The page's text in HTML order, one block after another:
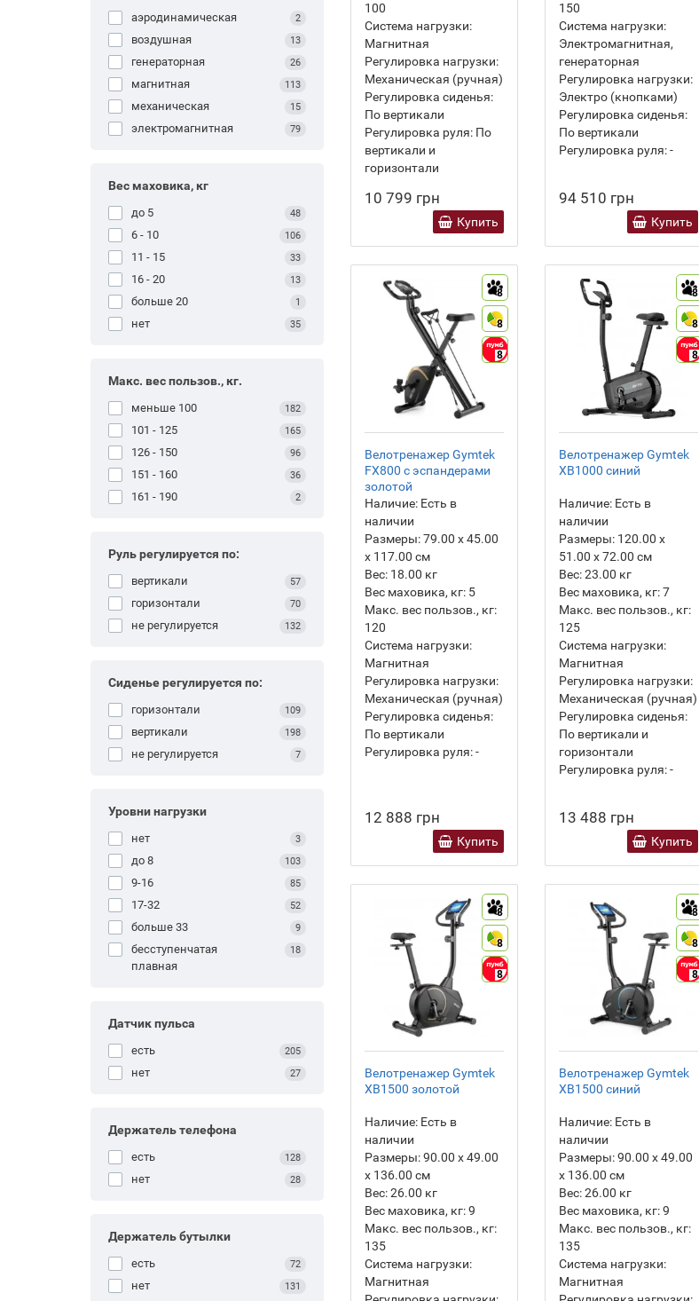
аэродинамическая 2
воздушная 13
генераторная 26
магнитная 113
механическая 15
электромагнитная 79
Вес маховика, кг
до 5 48
6 - 10 106
11 - 15 33
16 - 20 13
больше 20 1
нет 35
Макс. вес пользов., кг.
меньше 100 182
101 - 125 165
126 - 150 96
151 - 160 36
161 - 190 2
Руль регулируется по:
вертикали 57
горизонтали 70
не регулируется 132
Сиденье регулируется по:
горизонтали 109
вертикали 198
не регулируется 7
Уровни нагрузки
нет 3
до 8 103
9-16 85
17-32 52
больше 33 9
бесступенчатая
плавная
18
Датчик пульса
есть 205
нет 27
Держатель телефона
есть 128
нет 28
Держатель бутылки
есть 72
нет 131
100
Система нагрузки:
Магнитная
Регулировка нагрузки:
Механическая (ручная)
Регулировка сиденья:
По вертикали
Регулировка руля:По
вертикали и
горизонтали
10 799 грн
Купить
150
Система нагрузки:
Электромагнитная,
генераторная
Регулировка нагрузки:
Электро (кнопками)
Регулировка сиденья:
По вертикали
Регулировка руля:-
94 510 грн
Купить
8
8
8
Велотренажер Gymtek
FX800 с эспандерами
золотой
Наличие:Есть в
наличии
Размеры:79.00 х 45.00
х 117.00 см
Вес: 18.00 кг
Вес маховика, кг:5
Макс. вес пользов., кг:
120
Система нагрузки:
Магнитная
Регулировка нагрузки:
Механическая (ручная)
Регулировка сиденья:
По вертикали
Регулировка руля:-
12 888 грн
Купить
8
8
8
Велотренажер Gymtek
XB1000 синий
Наличие:Есть в
наличии
Размеры:120.00 х
51.00 х 72.00 см
Вес:23.00 кг
Вес маховика, кг:7
Макс. вес пользов., кг:
125
Система нагрузки:
Магнитная
Регулировка нагрузки:
Механическая (ручная)
Регулировка сиденья:
По вертикали и
горизонтали
Регулировка руля:-
13 488 грн
Купить
8
8
8
Велотренажер Gymtek
XB1500 золотой
Наличие:Есть в
наличии
Размеры:90.00 х 49.00
х 136.00 см
Вес: 26.00 кг
Вес маховика, кг:9
Макс. вес пользов., кг:
135
Система нагрузки:
Магнитная
8
8
8
Велотренажер Gymtek
XB1500 синий
Наличие:Есть в
наличии
Размеры:90.00 х 49.00
х 136.00 см
Вес:26.00 кг
Вес маховика, кг:9
Макс. вес пользов., кг:
135
Система нагрузки:
Магнитная